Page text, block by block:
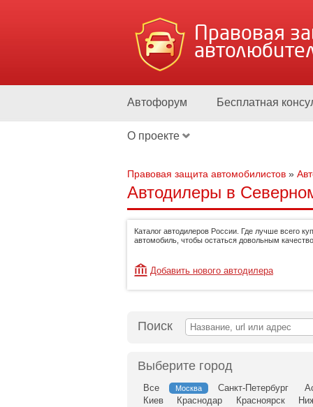
Правовая
Автофорум Бесплатная
О проекте
Правовая защита автомобилистов »
Автодилеры в
Каталог автодилеров России. Где лучше всего
автомобиль, чтобы остаться довольным
Добавить нового автодилера
Поиск
Выберите город
Все Москва Санкт-Петербург
Киев
Краснодар Красноярск